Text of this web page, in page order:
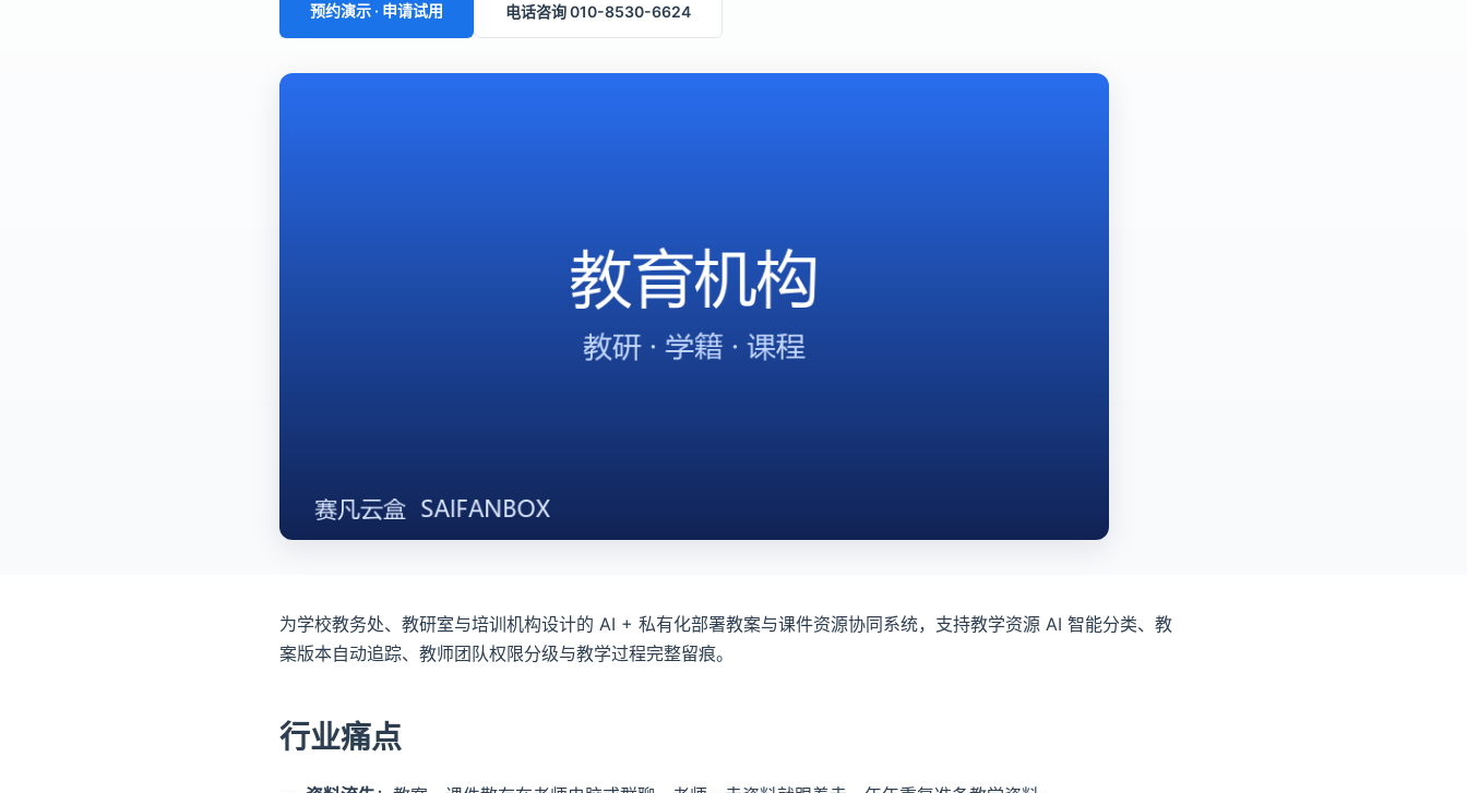
预约演示 · 申请试用 电话咨询 010-8530-6624
为学校教务处、教研室与培训机构设计的 AI + 私有化部署教案与课件资源协同系统，支持教学资源 AI 智能分类、教
案版本自动追踪、教师团队权限分级与教学过程完整留痕。
行业痛点